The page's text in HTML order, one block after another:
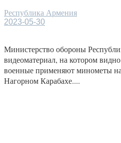
Республика Армения
2023-05-30
Министерство обороны
видеоматериал, на котором
военные применяют минометы
Нагорном Карабахе....